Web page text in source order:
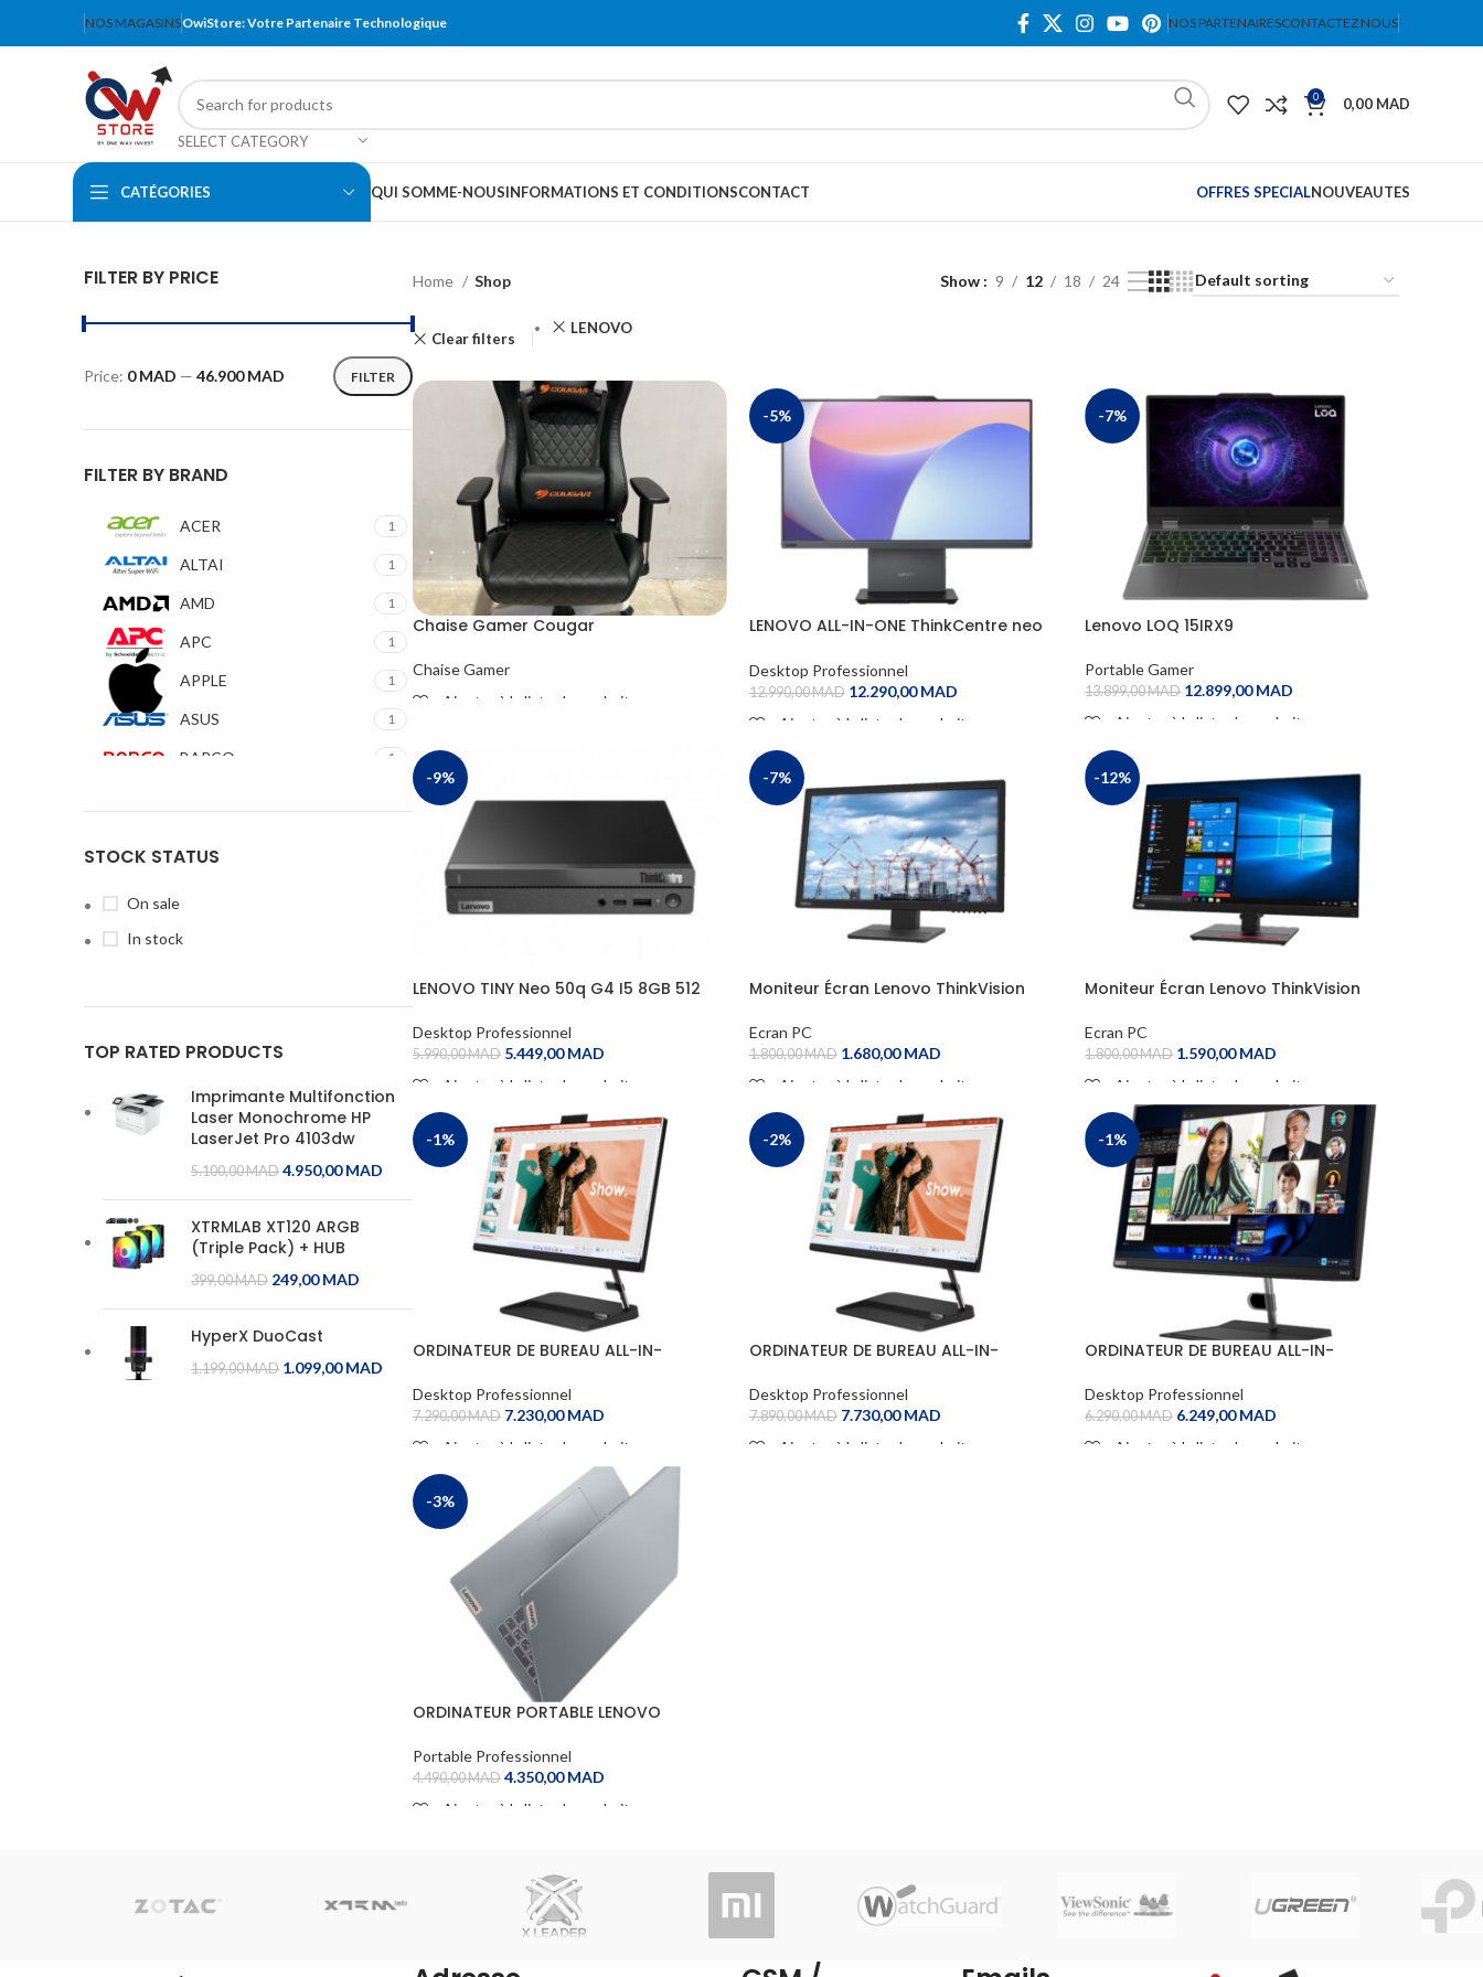
NOS MAGASINSOwiStore: Votre Partenaire Technologique NOS PARTENAIRESCONTACTEZ NOUS
SELECT CATEGORY
0 0,00 MAD
CATÉGORIES QUI SOMME-NOUSINFORMATIONS ET CONDITIONSCONTACT OFFRES SPECIALNOUVEAUTES
FILTER BY PRICE
FILTER
Price: 0 MAD — 46.900 MAD
FILTER BY BRAND
ACER 1
ALTAI 1
AMD 1
APC 1
APPLE 1
ASUS 1
BARCO 1
COOLER MASTER
D-LINK 1
DAHUA
DEEP COOL
DELL
EPSON
G.SKILL
GIGABYTE
LOGITECH 1
STOCK STATUS
On sale
In stock
TOP RATED PRODUCTS
Imprimante Multifonction
Laser Monochrome HP
LaserJet Pro 4103dw
5.100,00MAD 4.950,00MAD
XTRMLAB XT120 ARGB
(Triple Pack) + HUB
399,00MAD 249,00MAD
HyperX DuoCast
1.199,00MAD 1.099,00MAD
Home Shop Show 9 12 18 24
Clear filters
LENOVO
Chaise Gamer Cougar
Chaise Gamer
Ajouter à la liste de souhaits
-5%
LENOVO ALL-IN-ONE ThinkCentre neo
Desktop Professionnel
12.990,00MAD 12.290,00MAD
Ajouter à la liste de souhaits
ADD TO CART
-7%
Lenovo LOQ 15IRX9
Portable Gamer
13.899,00MAD 12.899,00MAD
Ajouter à la liste de souhaits
ADD TO CART
-9%
LENOVO TINY Neo 50q G4 I5 8GB 512
Desktop Professionnel
5.990,00MAD 5.449,00MAD
Ajouter à la liste de souhaits
ADD TO CART
-7%
Moniteur Écran Lenovo ThinkVision
Ecran PC
1.800,00MAD 1.680,00MAD
Ajouter à la liste de souhaits
ADD TO CART
-12%
Moniteur Écran Lenovo ThinkVision
Ecran PC
1.800,00MAD 1.590,00MAD
Ajouter à la liste de souhaits
ADD TO CART
-1%
ORDINATEUR DE BUREAU ALL-IN-
Desktop Professionnel
7.290,00MAD 7.230,00MAD
Ajouter à la liste de souhaits
ADD TO CART
-2%
ORDINATEUR DE BUREAU ALL-IN-
Desktop Professionnel
7.890,00MAD 7.730,00MAD
Ajouter à la liste de souhaits
-1%
ORDINATEUR DE BUREAU ALL-IN-
Desktop Professionnel
6.290,00MAD 6.249,00MAD
Ajouter à la liste de souhaits
-3%
ORDINATEUR PORTABLE LENOVO
Portable Professionnel
4.490,00MAD 4.350,00MAD
Ajouter à la liste de souhaits